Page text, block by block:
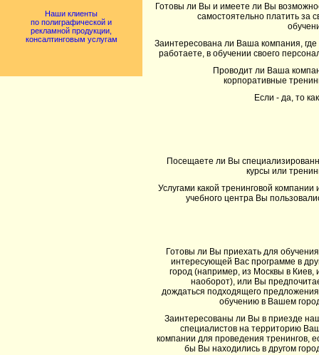
Наши клиенты
по полиграфической и
рекламной продукции,
консалтинговым услугам
Готовы ли Вы и имеете ли Вы
самостоятельно платить за
Заинтересована ли Ваша компания,
работаете, в обучении своего
Проводит ли Ваша
корпоративные
Если - да, то
Посещаете ли Вы
курсы или
Услугами какой тренинговой компании
учебного центра Вы
Готовы ли Вы приехать для
интересующей Вас программе в
город (например, из Москвы в Киев,
наоборот), или Вы
дождаться подходящего
обучению в Вашем
Заинтересованы ли Вы в приезде
специалистов на территорию
компании для проведения тренингов,
бы Вы находились в другом